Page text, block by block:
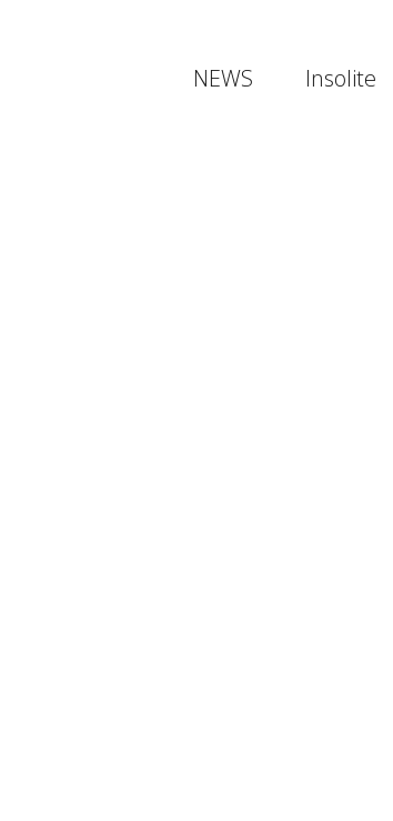
NEWS Insolite